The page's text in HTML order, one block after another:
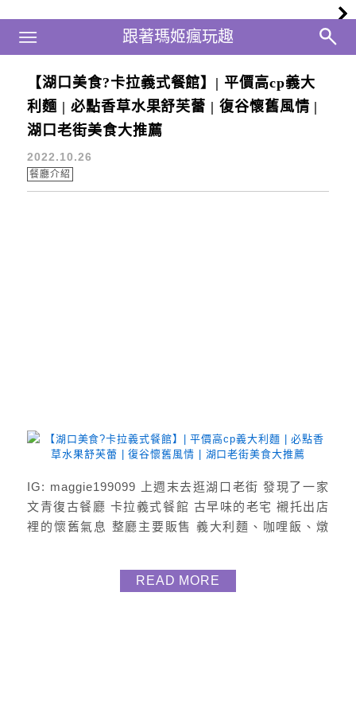
跟著瑪姬瘋玩趣
跟著瑪姬瘋玩趣
Main Menu
桃園舒芙蕾
【湖口美食?卡拉義式餐館】| 平價高cp義大
利麵 | 必點香草水果舒芙蕾 | 復谷懷舊風情 |
湖口老街美食大推薦
2022.10.26
餐廳介紹
IG: maggie199099 上週末去逛湖口老街 發現了一家
文青復古餐廳 卡拉義式餐館 古早味的老宅 襯托出店
裡的懷舊氣息 整廳主要販售 義大利麵、咖哩飯、燉
呀 交通 開車或騎車前往，皆有附免費停車場 搭乘大
READ MORE